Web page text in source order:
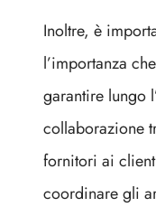
Inoltre, è
l’importanza
garantire lungo
collaborazione
fornitori ai
coordinare gli